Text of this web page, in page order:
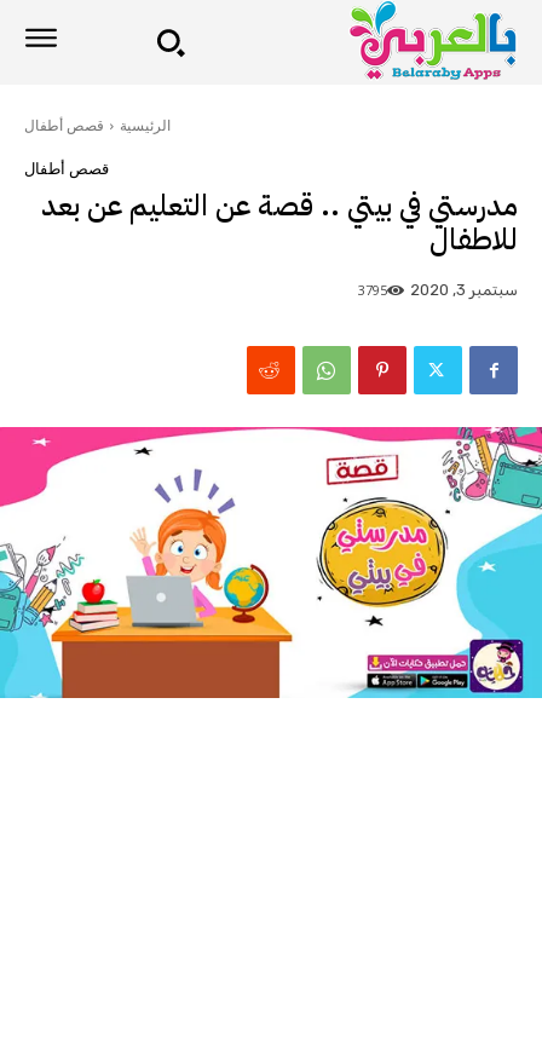
الرئيسية قصص أطفال
قصص أطفال
مدرستي في بيتي .. قصة عن التعليم عن بعد
للاطفال
سبتمبر 3, 2020 3795